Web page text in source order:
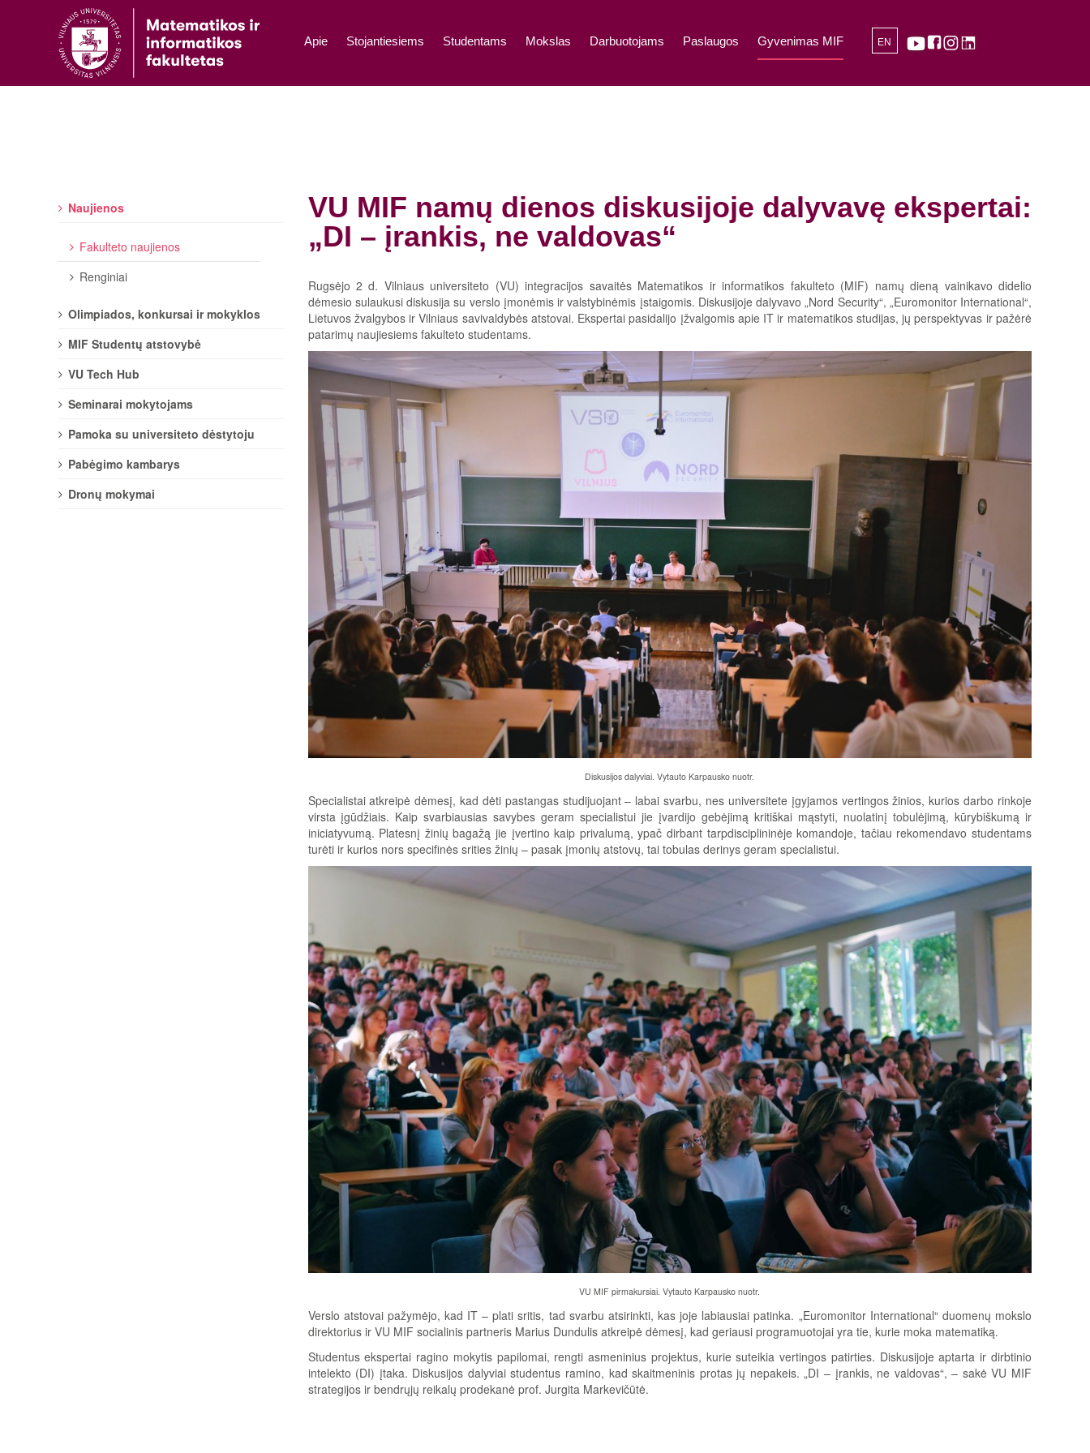
Apie Stojantiesiems Studentams Mokslas Darbuotojams Paslaugos Gyvenimas MIF EN
VU MIF namų dienos diskusijoje dalyvavę ekspertai:
„DI – įrankis, ne valdovas“
Rugsėjo 2 d. Vilniaus universiteto (VU) integracijos savaitės Matematikos ir informatikos fakulteto (MIF) namų dieną vainikavo didelio
dėmesio sulaukusi diskusija su verslo įmonėmis ir valstybinėmis įstaigomis. Diskusijoje dalyvavo „Nord Security“, „Euromonitor International“,
Lietuvos žvalgybos ir Vilniaus savivaldybės atstovai. Ekspertai pasidalijo įžvalgomis apie IT ir matematikos studijas, jų perspektyvas ir pažėrė
patarimų naujiesiems fakulteto studentams.
Diskusijos dalyviai. Vytauto Karpausko nuotr.
Specialistai atkreipė dėmesį, kad dėti pastangas studijuojant – labai svarbu, nes universitete įgyjamos vertingos žinios, kurios darbo rinkoje
virsta įgūdžiais. Kaip svarbiausias savybes geram specialistui jie įvardijo gebėjimą kritiškai mąstyti, nuolatinį tobulėjimą, kūrybiškumą ir
iniciatyvumą. Platesnį žinių bagažą jie įvertino kaip privalumą, ypač dirbant tarpdisciplininėje komandoje, tačiau rekomendavo studentams
turėti ir kurios nors specifinės srities žinių – pasak įmonių atstovų, tai tobulas derinys geram specialistui.
VU MIF pirmakursiai. Vytauto Karpausko nuotr.
Verslo atstovai pažymėjo, kad IT – plati sritis, tad svarbu atsirinkti, kas joje labiausiai patinka. „Euromonitor International“ duomenų mokslo
direktorius ir VU MIF socialinis partneris Marius Dundulis atkreipė dėmesį, kad geriausi programuotojai yra tie, kurie moka matematiką.
Studentus ekspertai ragino mokytis papilomai, rengti asmeninius projektus, kurie suteikia vertingos patirties. Diskusijoje aptarta ir dirbtinio
intelekto (DI) įtaka. Diskusijos dalyviai studentus ramino, kad skaitmeninis protas jų nepakeis. „DI – įrankis, ne valdovas“, – sakė VU MIF
strategijos ir bendrųjų reikalų prodekanė prof. Jurgita Markevičūtė.
Naujienos
Fakulteto naujienos
Renginiai
Olimpiados, konkursai ir mokyklos
MIF Studentų atstovybė
VU Tech Hub
Seminarai mokytojams
Pamoka su universiteto dėstytoju
Pabėgimo kambarys
Dronų mokymai